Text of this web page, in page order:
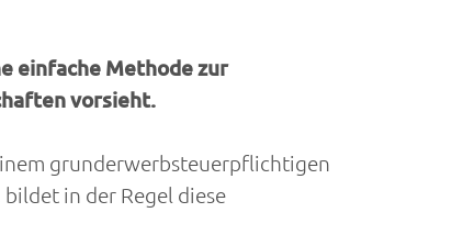
einfache Methode zur
vorsieht.
grunderwerbsteuerpflichtigen
in der Regel diese